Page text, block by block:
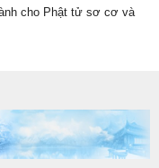
cho Phật tử sơ cơ và